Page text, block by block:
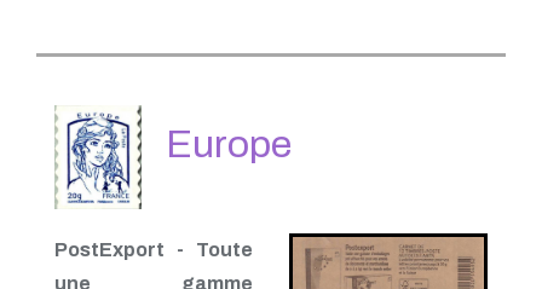
Europe
PostExport - Toute
une gamme